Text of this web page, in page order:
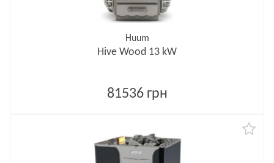
Huum
Hive Wood 13 kW
81536 грн